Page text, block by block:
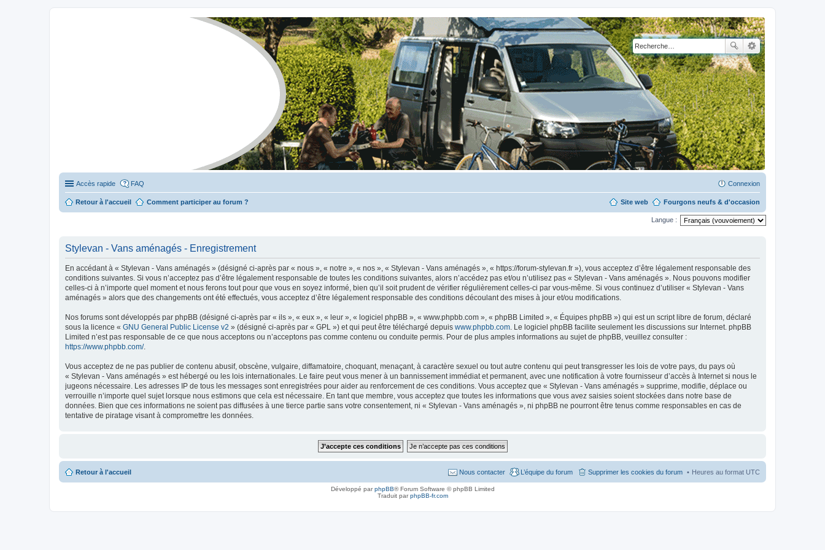
Stylevan - Vans aménagés
Accès rapide FAQ Connexion
Retour à l'accueil Comment participer au forum ? Fourgons neufs & d'occasion
Site web
Langue :
Stylevan - Vans aménagés - Enregistrement
En accédant à « Stylevan - Vans aménagés » (désigné ci-après par « nous », « notre », « nos », « Stylevan - Vans aménagés », « https://forum-stylevan.fr »), vous acceptez d’être légalement responsable des
conditions suivantes. Si vous n’acceptez pas d’être légalement responsable de toutes les conditions suivantes, alors n’accédez pas et/ou n’utilisez pas « Stylevan - Vans aménagés ». Nous pouvons modifier
celles-ci à n’importe quel moment et nous ferons tout pour que vous en soyez informé, bien qu’il soit prudent de vérifier régulièrement celles-ci par vous-même. Si vous continuez d’utiliser « Stylevan - Vans
aménagés » alors que des changements ont été effectués, vous acceptez d’être légalement responsable des conditions découlant des mises à jour et/ou modifications.
Nos forums sont développés par phpBB (désigné ci-après par « ils », « eux », « leur », « logiciel phpBB », « www.phpbb.com », « phpBB Limited », « Équipes phpBB ») qui est un script libre de forum, déclaré
sous la licence « GNU General Public License v2 » (désigné ci-après par « GPL ») et qui peut être téléchargé depuis www.phpbb.com . Le logiciel phpBB facilite seulement les discussions sur Internet. phpBB
Limited n’est pas responsable de ce que nous acceptons ou n’acceptons pas comme contenu ou conduite permis. Pour de plus amples informations au sujet de phpBB, veuillez consulter :
https://www.phpbb.com/.
Vous acceptez de ne pas publier de contenu abusif, obscène, vulgaire, diffamatoire, choquant, menaçant, à caractère sexuel ou tout autre contenu qui peut transgresser les lois de votre pays, du pays où
« Stylevan - Vans aménagés » est hébergé ou les lois internationales. Le faire peut vous mener à un bannissement immédiat et permanent, avec une notification à votre fournisseur d’accès à Internet si nous le
jugeons nécessaire. Les adresses IP de tous les messages sont enregistrées pour aider au renforcement de ces conditions. Vous acceptez que « Stylevan - Vans aménagés » supprime, modifie, déplace ou
verrouille n’importe quel sujet lorsque nous estimons que cela est nécessaire. En tant que membre, vous acceptez que toutes les informations que vous avez saisies soient stockées dans notre base de
données. Bien que ces informations ne soient pas diffusées à une tierce partie sans votre consentement, ni « Stylevan - Vans aménagés », ni phpBB ne pourront être tenus comme responsables en cas de
tentative de piratage visant à compromettre les données.
Retour à l'accueil Heures au format UTC
Supprimer les cookies du forum
L’équipe du forum
Nous contacter
Développé parphpBB® Forum Software © phpBB Limited
Traduit parphpBB-fr.com